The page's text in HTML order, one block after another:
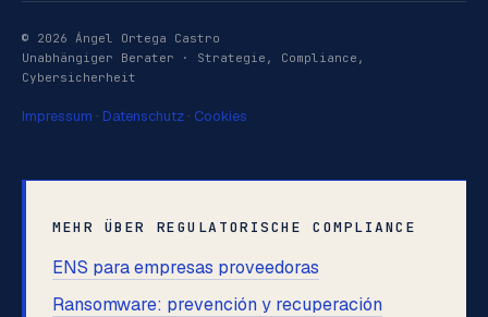
© 2026 Ángel Ortega Castro
Unabhängiger Berater · Strategie, Compliance,
Cybersicherheit
Impressum · Datenschutz · Cookies
MEHR ÜBER REGULATORISCHE COMPLIANCE
ENS para empresas proveedoras
Ransomware: prevención y recuperación